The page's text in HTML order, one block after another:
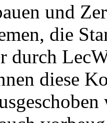
und
die
durch
diese